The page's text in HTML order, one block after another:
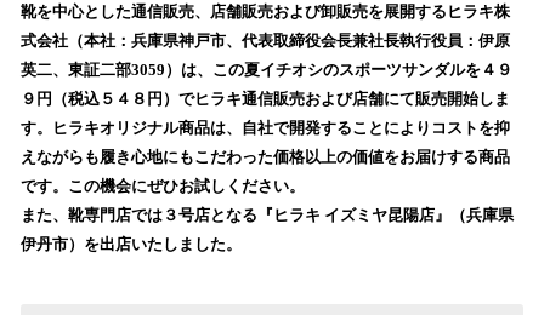
！
数
を
読
込
み
中
で
す
靴を中心とした通信販売、店舗販売および卸販売を展開するヒラキ株
式会社（本社：兵庫県神戸市、代表取締役会長兼社長執行役員：伊原
英二、東証二部3059）は、この夏イチオシのスポーツサンダルを４９
９円（税込５４８円）でヒラキ通信販売および店舗にて販売開始しま
す。ヒラキオリジナル商品は、自社で開発することによりコストを抑
えながらも履き心地にもこだわった価格以上の価値をお届けする商品
です。この機会にぜひお試しください。
また、靴専門店では３号店となる『ヒラキ イズミヤ昆陽店』（兵庫県
伊丹市）を出店いたしました。